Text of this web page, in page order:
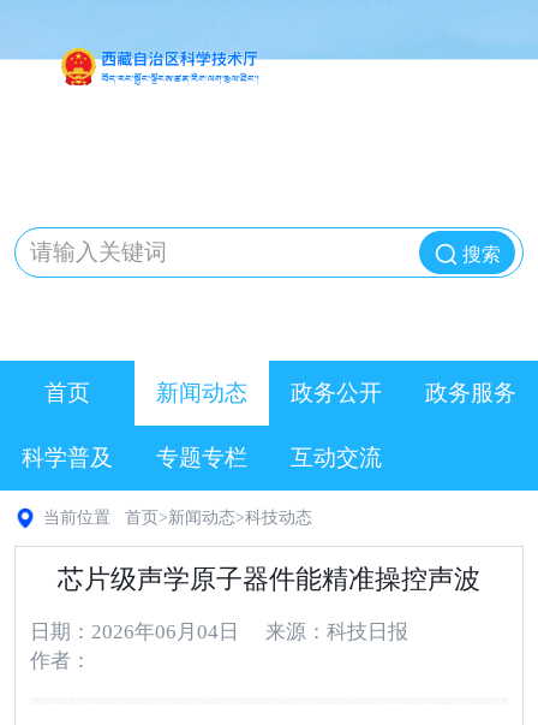
搜索
首页 新闻动态 政务公开 政务服务
科学普及 专题专栏 互动交流
当前位置 首页 >新闻动态>科技动态
芯片级声学原子器件能精准操控声波
日期：2026年06月04日
来源：科技日报
作者：